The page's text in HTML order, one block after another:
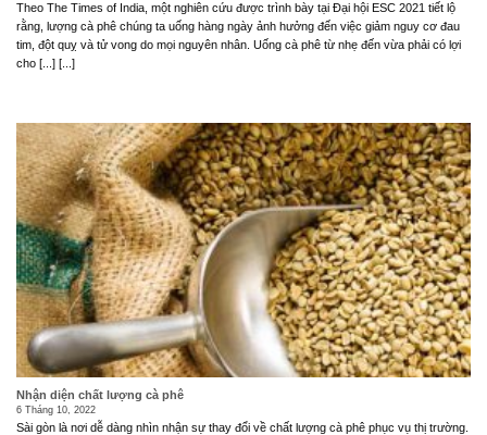
Theo The Times of India, một nghiên cứu được trình bày tại Đại hội ESC 2021 tiết lộ
rằng, lượng cà phê chúng ta uống hàng ngày ảnh hưởng đến việc giảm nguy cơ đau
tim, đột quỵ và tử vong do mọi nguyên nhân. Uống cà phê từ nhẹ đến vừa phải có lợi
cho [...] [...]
Nhận diện chất lượng cà phê
6 Tháng 10, 2022
Sài gòn là nơi dễ dàng nhìn nhận sự thay đổi về chất lượng cà phê phục vụ thị trường.